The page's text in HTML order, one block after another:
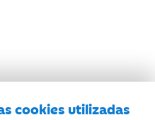
cookies utilizadas